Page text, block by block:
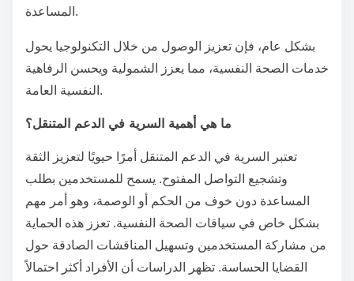
المساعدة.
بشكل عام، فإن تعزيز الوصول من خلال التكنولوجيا يحول
خدمات الصحة النفسية، مما يعزز الشمولية ويحسن الرفاهية
النفسية العامة.
ما هي أهمية السرية في الدعم المتنقل؟
تعتبر السرية في الدعم المتنقل أمرًا حيويًا لتعزيز الثقة
وتشجيع التواصل المفتوح. يسمح للمستخدمين بطلب
المساعدة دون خوف من الحكم أو الوصمة، وهو أمر مهم
بشكل خاص في سياقات الصحة النفسية. تعزز هذه الحماية
من مشاركة المستخدمين وتسهيل المناقشات الصادقة حول
القضايا الحساسة. تظهر الدراسات أن الأفراد أكثر احتمالاً